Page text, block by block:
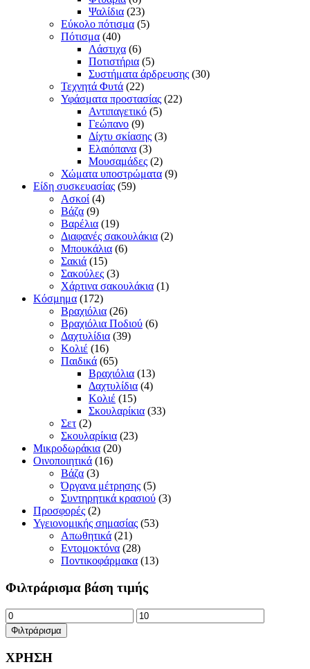
Ψαλίδια (23)
Εύκολο πότισμα (5)
Πότισμα (40)
Λάστιχα (6)
Ποτιστήρια (5)
Συστήματα άρδρευσης (30)
Τεχνητά Φυτά (22)
Υφάσματα προστασίας (22)
Αντιπαγετικό (5)
Γεώπανο (9)
Δίχτυ σκίασης (3)
Ελαιόπανα (3)
Μουσαμάδες (2)
Χώματα υποστρώματα (9)
Είδη συσκευασίας (59)
Ασκοί (4)
Βάζα (9)
Βαρέλια (19)
Διαφανές σακουλάκια (2)
Μπουκάλια (6)
Σακιά (15)
Σακούλες (3)
Χάρτινα σακουλάκια (1)
Κόσμημα (172)
Βραχιόλια (26)
Βραχιόλια Ποδιού (6)
Δαχτυλίδια (39)
Κολιέ (16)
Παιδικά (65)
Βραχιόλια (13)
Δαχτυλίδια (4)
Κολιέ (15)
Σκουλαρίκια (33)
Σετ (2)
Σκουλαρίκια (23)
Μικροδωράκια (20)
Οινοποιητικά (16)
Βάζα (3)
Όργανα μέτρησης (5)
Συντηρητικά κρασιού (3)
Προσφορές (2)
Υγειονομικής σημασίας (53)
Απωθητικά (21)
Εντομοκτόνα (28)
Ποντικοφάρμακα (13)
Φιλτράρισμα βάση τιμής
Ελάχιστη
τιμή
Μέγιστη
τιμή
Φιλτράρισμα
ΧΡΗΣΗ